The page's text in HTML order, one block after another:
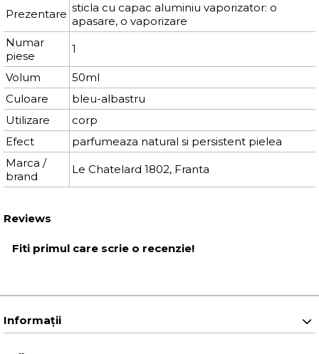
Prezentare sticla cu capac aluminiu vaporizator: o
apasare, o vaporizare
Numar
piese
1
Volum
50ml
Culoare
bleu-albastru
Utilizare
corp
Efect
parfumeaza natural si persistent pielea
Marca /
brand
Le Chatelard 1802, Franta
Reviews
Fiti primul care scrie o recenzie!
Informaţii